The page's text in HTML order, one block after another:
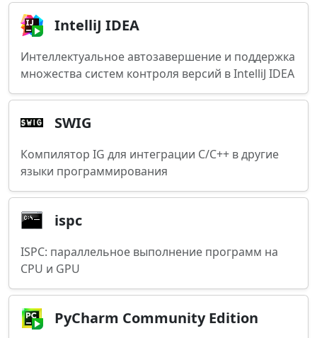
IntelliJ IDEA
Интеллектуальное автозавершение и поддержка
множества систем контроля версий в IntelliJ IDEA
SWIG
Компилятор IG для интеграции C/C++ в другие
языки программирования
ispc
ISPC: параллельное выполнение программ на
CPU и GPU
PyCharm Community Edition